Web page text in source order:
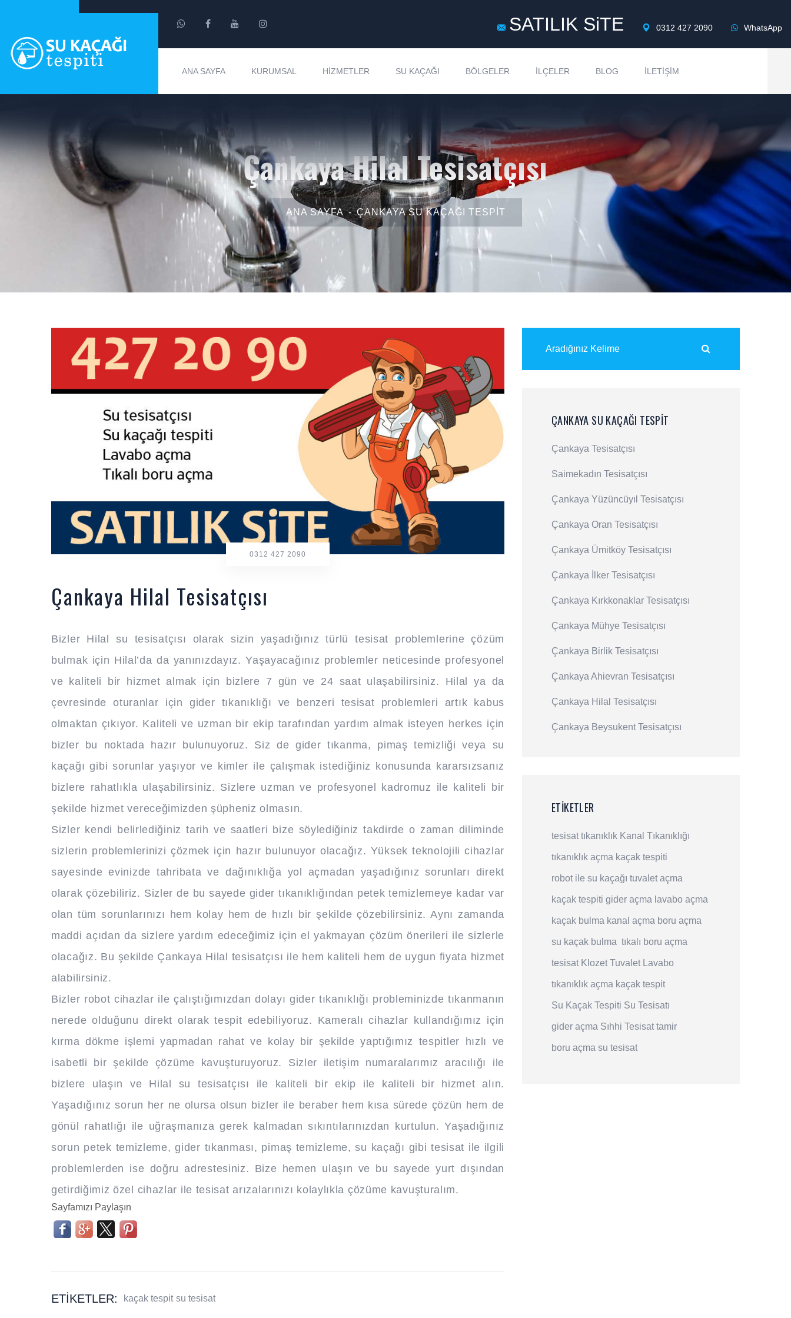
SATILIK SiTE 0312 427 2090 WhatsApp
ANA SAYFA KURUMSAL HIZMETLER SU KAÇAĞI BÖLGELER İLÇELER BLOG İLETIŞIM
Çankaya Hilal Tesisatçısı
ANA SAYFA ÇANKAYA SU KAÇAĞI TESPIT
0312 427 2090
Çankaya Hilal Tesisatçısı
Bizler Hilal su tesisatçısı olarak sizin yaşadığınız türlü tesisat problemlerine çözüm
bulmak için Hilal’da da yanınızdayız. Yaşayacağınız problemler neticesinde profesyonel
ve kaliteli bir hizmet almak için bizlere 7 gün ve 24 saat ulaşabilirsiniz. Hilal ya da
çevresinde oturanlar için gider tıkanıklığı ve benzeri tesisat problemleri artık kabus
olmaktan çıkıyor. Kaliteli ve uzman bir ekip tarafından yardım almak isteyen herkes için
bizler bu noktada hazır bulunuyoruz. Siz de gider tıkanma, pimaş temizliği veya su
kaçağı gibi sorunlar yaşıyor ve kimler ile çalışmak istediğiniz konusunda kararsızsanız
bizlere rahatlıkla ulaşabilirsiniz. Sizlere uzman ve profesyonel kadromuz ile kaliteli bir
şekilde hizmet vereceğimizden şüpheniz olmasın.
Sizler kendi belirlediğiniz tarih ve saatleri bize söylediğiniz takdirde o zaman diliminde
sizlerin problemlerinizi çözmek için hazır bulunuyor olacağız. Yüksek teknolojili cihazlar
sayesinde evinizde tahribata ve dağınıklığa yol açmadan yaşadığınız sorunları direkt
olarak çözebiliriz. Sizler de bu sayede gider tıkanıklığından petek temizlemeye kadar var
olan tüm sorunlarınızı hem kolay hem de hızlı bir şekilde çözebilirsiniz. Aynı zamanda
maddi açıdan da sizlere yardım edeceğimiz için el yakmayan çözüm önerileri ile sizlerle
olacağız. Bu şekilde Çankaya Hilal tesisatçısı ile hem kaliteli hem de uygun fiyata hizmet
alabilirsiniz.
Bizler robot cihazlar ile çalıştığımızdan dolayı gider tıkanıklığı probleminizde tıkanmanın
nerede olduğunu direkt olarak tespit edebiliyoruz. Kameralı cihazlar kullandığımız için
kırma dökme işlemi yapmadan rahat ve kolay bir şekilde yaptığımız tespitler hızlı ve
isabetli bir şekilde çözüme kavuşturuyoruz. Sizler iletişim numaralarımız aracılığı ile
bizlere ulaşın ve Hilal su tesisatçısı ile kaliteli bir ekip ile kaliteli bir hizmet alın.
Yaşadığınız sorun her ne olursa olsun bizler ile beraber hem kısa sürede çözün hem de
gönül rahatlığı ile uğraşmanıza gerek kalmadan sıkıntılarınızdan kurtulun. Yaşadığınız
sorun petek temizleme, gider tıkanması, pimaş temizleme, su kaçağı gibi tesisat ile ilgili
problemlerden ise doğru adrestesiniz. Bize hemen ulaşın ve bu sayede yurt dışından
getirdiğimiz özel cihazlar ile tesisat arızalarınızı kolaylıkla çözüme kavuşturalım.
Sayfamızı Paylaşın
ETIKETLER: kaçak tespit su tesisat
ÇANKAYA SU KAÇAĞI TESPIT
Çankaya Tesisatçısı
Saimekadın Tesisatçısı
Çankaya Yüzüncüyıl Tesisatçısı
Çankaya Oran Tesisatçısı
Çankaya Ümitköy Tesisatçısı
Çankaya İlker Tesisatçısı
Çankaya Kırkkonaklar Tesisatçısı
Çankaya Mühye Tesisatçısı
Çankaya Birlik Tesisatçısı
Çankaya Ahievran Tesisatçısı
Çankaya Hilal Tesisatçısı
Çankaya Beysukent Tesisatçısı
ETIKETLER
tesisat tıkanıklık Kanal Tıkanıklığı
tıkanıklık açma kaçak tespiti
robot ile su kaçağı tuvalet açma
kaçak tespiti gider açma lavabo açma
kaçak bulma kanal açma boru açma
su kaçak bulma tıkalı boru açma
tesisat Klozet Tuvalet Lavabo
tıkanıklık açma kaçak tespit
Su Kaçak Tespiti Su Tesisatı
gider açma Sıhhi Tesisat tamir
boru açma su tesisat